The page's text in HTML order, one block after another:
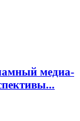
медиа-